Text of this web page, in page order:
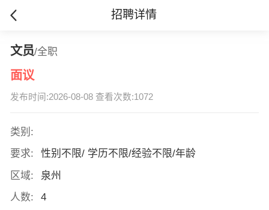
招聘详情
文员/全职
面议
发布时间:2026-08-08 查看次数:1072
类别:
要求:
性别不限/ 学历不限/经验不限/年龄
区域:
泉州
人数:
4